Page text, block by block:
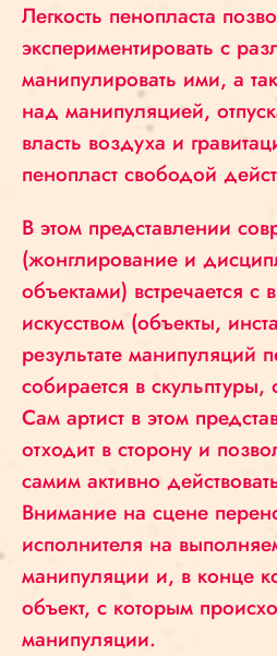
Легкость пенопласта
экспериментировать с
манипулировать ими, а
над манипуляцией,
власть воздуха и
пенопласт свободой
В этом представлении
(жонглирование и
объектами) встречается с
искусством (объекты,
результате манипуляций
собирается в скульптуры,
Сам артист в этом
отходит в сторону и
самим активно
Внимание на сцене
исполнителя на
манипуляции и, в конце
объект, с которым
манипуляции.